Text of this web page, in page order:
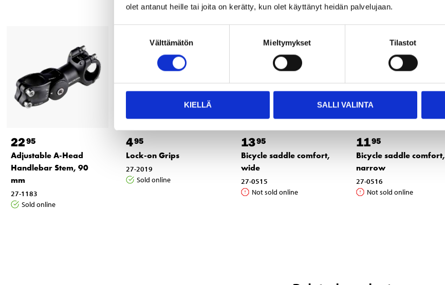
olet antanut heille tai joita on kerätty, kun olet käyttänyt heidän palvelujaan.
Välttämätön Mieltymykset Tilastot
KIELLÄ SALLI VALINTA
2295
Adjustable A-Head
Handlebar Stem, 90
mm
27-1183
Sold online
495
Lock-on Grips
27-2019
Sold online
1395
Bicycle saddle comfort,
wide
27-0515
Not sold online
1195
Bicycle saddle comfort,
narrow
27-0516
Not sold online